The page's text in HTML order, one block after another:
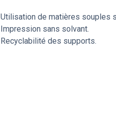
Utilisation de matières souples
Impression sans solvant.
Recyclabilité des supports.